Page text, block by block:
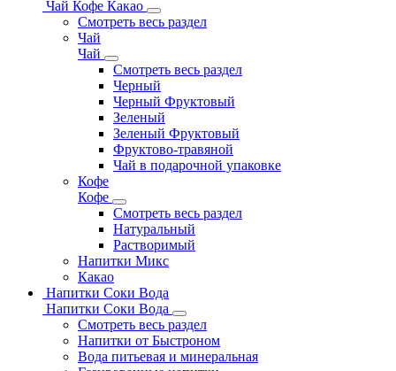
Чай Кофе Какао
Смотреть весь раздел
Чай
Чай
Смотреть весь раздел
Черный
Черный Фруктовый
Зеленый
Зеленый Фруктовый
Фруктово-травяной
Чай в подарочной упаковке
Кофе
Кофе
Смотреть весь раздел
Натуральный
Растворимый
Напитки Микс
Какао
Напитки Соки Вода
Напитки Соки Вода
Смотреть весь раздел
Напитки от Быстроном
Вода питьевая и минеральная